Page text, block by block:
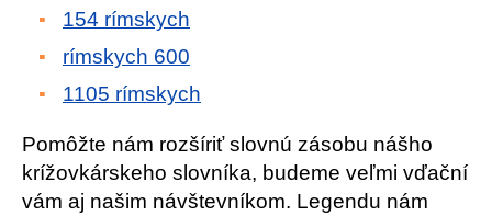
154 rímskych
rímskych 600
1105 rímskych
Pomôžte nám rozšíriť slovnú zásobu nášho
krížovkárskeho slovníka, budeme veľmi vďační
vám aj našim návštevníkom. Legendu nám